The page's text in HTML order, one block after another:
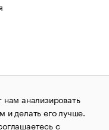
авторских прав
Сообщения
«РБК»
по надзору в сфере
анализировать
и делать его лучше.
с